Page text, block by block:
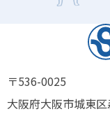
〒536-0025
大阪府大阪市城東